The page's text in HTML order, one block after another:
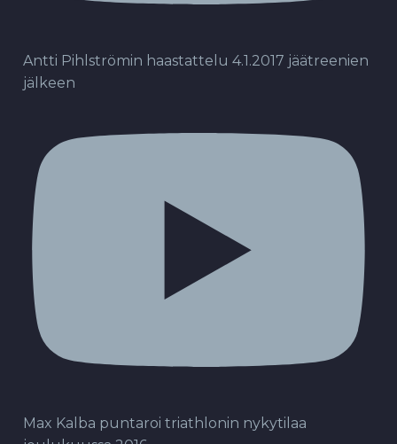
Antti Pihlströmin haastattelu 4.1.2017 jäätreenien
jälkeen
Max Kalba puntaroi triathlonin nykytilaa